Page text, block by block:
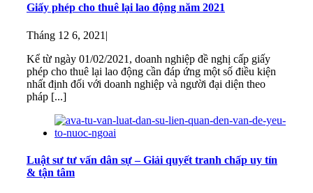
Giấy phép cho thuê lại lao động năm 2021
Tháng 12 6, 2021 |
Kể từ ngày 01/02/2021, doanh nghiệp đề nghị cấp giấy
phép cho thuê lại lao động cần đáp ứng một số điều kiện
nhất định đối với doanh nghiệp và người đại diện theo
pháp [...]
Luật sư tư vấn dân sự – Giải quyết tranh chấp uy tín
& tận tâm